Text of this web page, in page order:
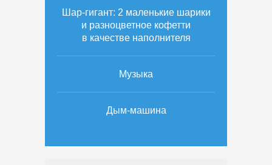
Шар-гигант: 2 маленькие шарики
и разноцветное кофетти
в качестве наполнителя
Музыка
Дым-машина